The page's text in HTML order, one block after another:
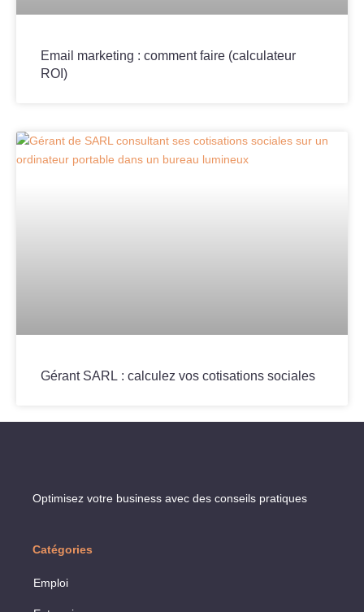
Email marketing : comment faire (calculateur
ROI)
Gérant SARL : calculez vos cotisations sociales
Optimisez votre business avec des conseils pratiques
Catégories
Emploi